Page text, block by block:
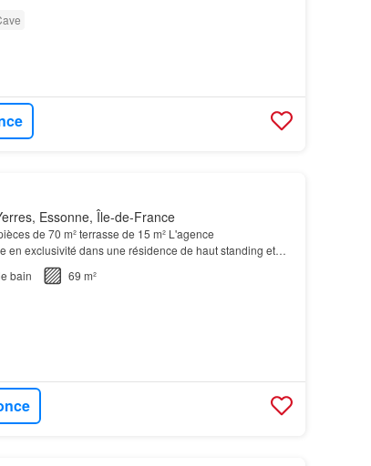
Essonne, Île-de-France
de 70 m² terrasse de 15 m² L'agence
en exclusivité dans une résidence de haut standing et
récente au gaz…
bain
69 m²